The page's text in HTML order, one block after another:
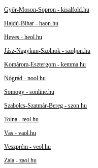
Győr-Moson-Sopron - kisalfold.hu
Hajdú-Bihar - haon.hu
Heves - heol.hu
Jász-Nagykun-Szolnok - szoljon.hu
Komárom-Esztergom - kemma.hu
Nógrád - nool.hu
Somogy - sonline.hu
Szabolcs-Szatmár-Bereg - szon.hu
Tolna - teol.hu
Vas - vaol.hu
Veszprém - veol.hu
Zala - zaol.hu